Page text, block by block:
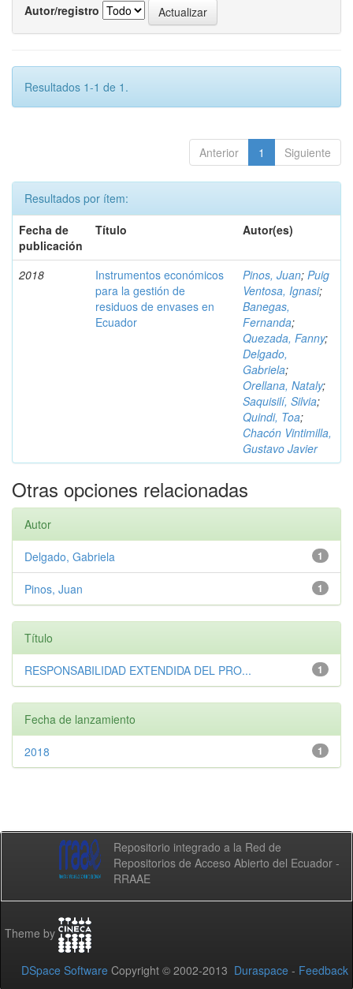
Autor/registro
Resultados 1-1 de 1.
Anterior 1 Siguiente
Resultados por ítem:
Fecha de
publicación
Título Autor(es)
2018
Instrumentos económicos
para la gestión de
residuos de envases en
Ecuador
Pinos, Juan; Puig
Ventosa, Ignasi;
Banegas,
Fernanda;
Quezada, Fanny;
Delgado,
Gabriela;
Orellana, Nataly;
Saquisilí, Silvia;
Quindi, Toa;
Chacón Vintimilla,
Gustavo Javier
Otras opciones relacionadas
Autor
1
Delgado, Gabriela
1
Pinos, Juan
Título
1
RESPONSABILIDAD EXTENDIDA DEL PRO...
Fecha de lanzamiento
1
2018
Repositorio integrado a la Red de
Repositorios de Acceso Abierto del Ecuador -
RRAAE
Theme by
DSpace Software Copyright © 2002-2013 Duraspace - Feedback